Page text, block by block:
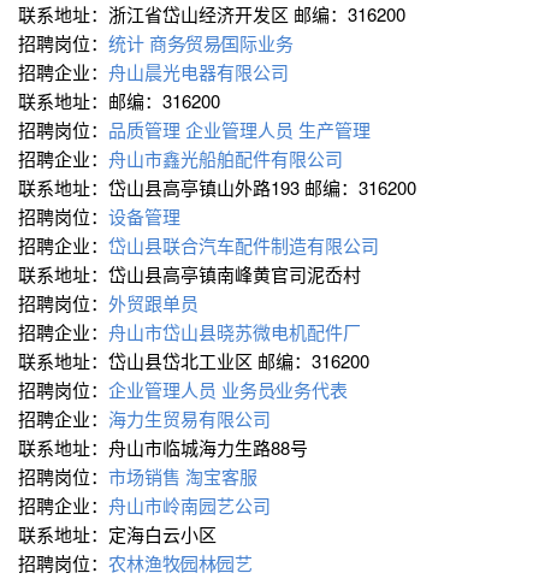
联系地址：浙江省岱山经济开发区 邮编：316200
招聘岗位： 统计 商务∕贸易∕国际业务
招聘企业： 舟山晨光电器有限公司
联系地址：邮编：316200
招聘岗位： 品质管理 企业管理人员 生产管理
招聘企业： 舟山市鑫光船舶配件有限公司
联系地址：岱山县高亭镇山外路193 邮编：316200
招聘岗位： 设备管理
招聘企业： 岱山县联合汽车配件制造有限公司
联系地址：岱山县高亭镇南峰黄官司泥岙村
招聘岗位： 外贸跟单员
招聘企业： 舟山市岱山县晓苏微电机配件厂
联系地址：岱山县岱北工业区 邮编：316200
招聘岗位： 企业管理人员 业务员∕业务代表
招聘企业： 海力生贸易有限公司
联系地址：舟山市临城海力生路88号
招聘岗位： 市场销售 淘宝客服
招聘企业： 舟山市岭南园艺公司
联系地址：定海白云小区
招聘岗位： 农林渔牧∕园林∕园艺